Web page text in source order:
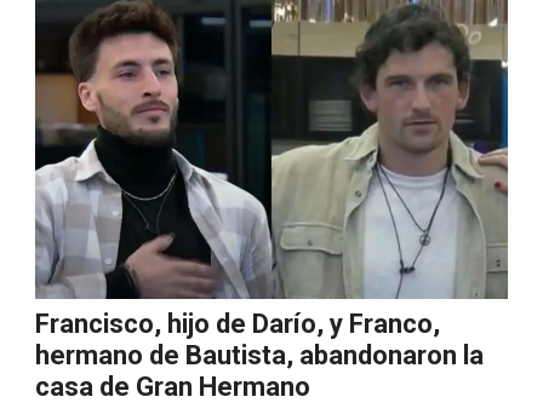
Francisco, hijo de Darío, y Franco,
hermano de Bautista, abandonaron la
casa de Gran Hermano